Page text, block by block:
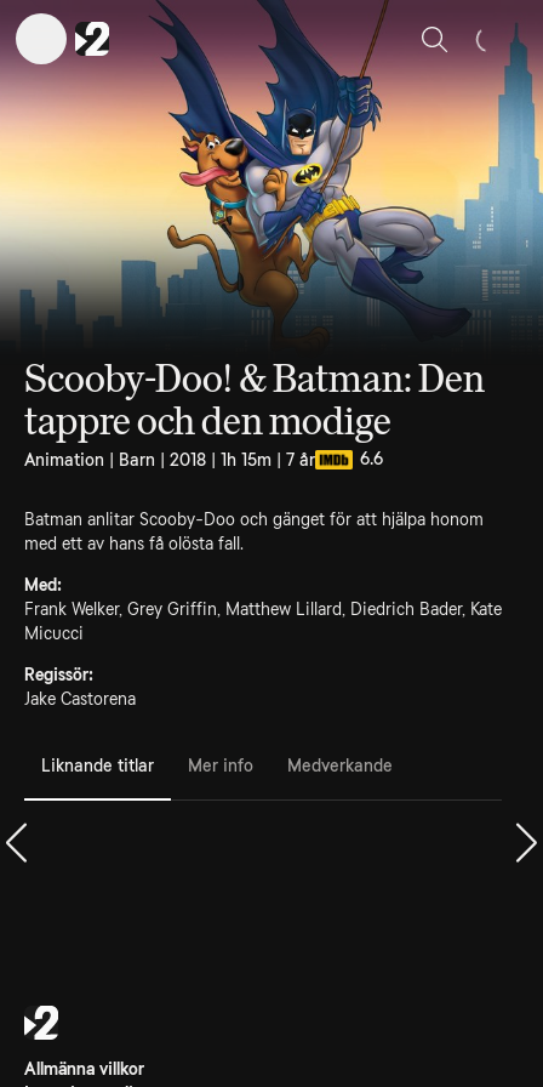
Sök
Scooby-Doo! & Batman: Den
tappre och den modige
Animation | Barn | 2018 | 1h 15m | 7 år 6.6
Batman anlitar Scooby-Doo och gänget för att hjälpa honom
med ett av hans få olösta fall.
Med:
Frank Welker, Grey Griffin, Matthew Lillard, Diedrich Bader, Kate
Micucci
Regissör:
Jake Castorena
Liknande titlar Mer info Medverkande
Allmänna villkor